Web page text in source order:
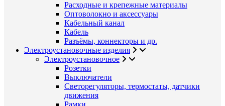
Расходные и крепежные материалы
Оптоволокно и аксессуары
Кабельный канал
Кабель
Разъёмы, коннекторы и др.
Электроустановочные изделия
Электроустановочное
Розетки
Выключатели
Светорегуляторы, термостаты, датчики
движения
Рамки